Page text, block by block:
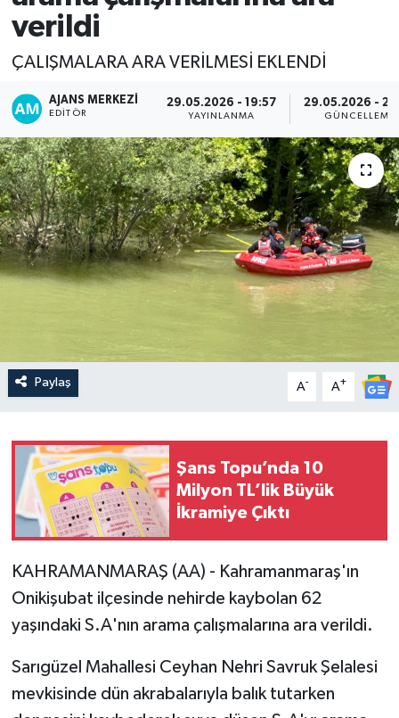
verildi
ÇALIŞMALARA ARA VERİLMESİ EKLENDİ
AJANS MERKEZI
EDITÖR
29.05.2026 - 19:57
YAYINLANMA
29.05.2026 -
GÜNCELLEME
Paylaş A- A+
Şans Topu’nda 10
Milyon TL’lik Büyük
İkramiye Çıktı
KAHRAMANMARAŞ (AA) - Kahramanmaraş'ın
Onikişubat ilçesinde nehirde kaybolan 62
yaşındaki S.A'nın arama çalışmalarına ara verildi.
Sarıgüzel Mahallesi Ceyhan Nehri Savruk Şelalesi
mevkisinde dün akrabalarıyla balık tutarken